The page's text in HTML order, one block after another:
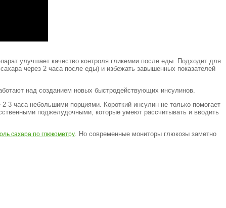
улучшает качество контроля гликемии после еды. Подходит для
через 2 часа после еды) и избежать завышенных показателей
над созданием новых быстродействующих инсулинов.
3 часа небольшими порциями. Короткий инсулин не только помогает
поджелудочными, которые умеют рассчитывать и вводить
сахара по глюкометру . Но современные мониторы глюкозы заметно